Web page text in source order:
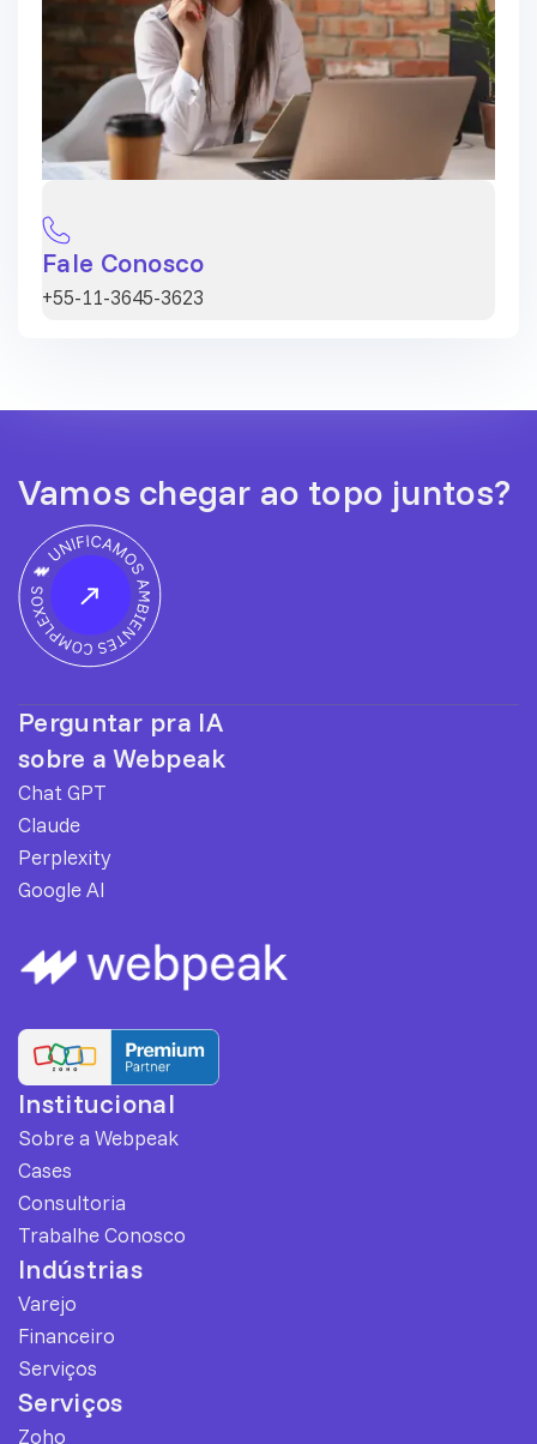
Fale Conosco
+55-11-3645-3623
Vamos chegar ao topo juntos?
Perguntar pra IA
sobre a Webpeak
Chat GPT
Claude
Perplexity
Google AI
Institucional
Sobre a Webpeak
Cases
Consultoria
Trabalhe Conosco
Indústrias
Varejo
Financeiro
Serviços
Serviços
Zoho